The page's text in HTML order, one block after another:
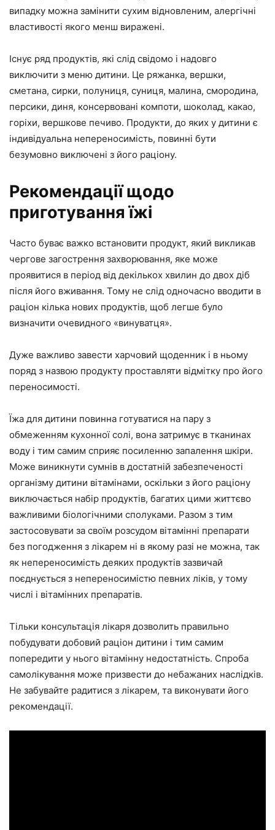
випадку можна замінити сухим відновленим, алергічні
властивості якого менш виражені.
Існує ряд продуктів, які слід свідомо і надовго
виключити з меню дитини. Це ряжанка, вершки,
сметана, сирки, полуниця, суниця, малина, смородина,
персики, диня, консервовані компоти, шоколад, какао,
горіхи, вершкове печиво. Продукти, до яких у дитини є
індивідуальна непереносимість, повинні бути
безумовно виключені з його раціону.
Рекомендації щодо
приготування їжі
Часто буває важко встановити продукт, який викликав
чергове загострення захворювання, яке може
проявитися в період від декількох хвилин до двох діб
після його вживання. Тому не слід одночасно вводити в
раціон кілька нових продуктів, щоб легше було
визначити очевидного «винуватця».
Дуже важливо завести харчовий щоденник і в ньому
поряд з назвою продукту проставляти відмітку про його
переносимості.
Їжа для дитини повинна готуватися на пару з
обмеженням кухонної солі, вона затримує в тканинах
воду і тим самим сприяє посиленню запалення шкіри.
Може виникнути сумнів в достатній забезпеченості
організму дитини вітамінами, оскільки з його раціону
виключається набір продуктів, багатих цими життєво
важливими біологічними сполуками. Разом з тим
застосовувати за своїм розсудом вітамінні препарати
без погодження з лікарем ні в якому разі не можна, так
як непереносимість деяких продуктів зазвичай
поєднується з непереносимістю певних ліків, у тому
числі і вітамінних препаратів.
Тільки консультація лікаря дозволить правильно
побудувати добовий раціон дитини і тим самим
попередити у нього вітамінну недостатність. Спроба
самолікування може призвести до небажаних наслідків.
Не забувайте радитися з лікарем, та виконувати його
рекомендації.